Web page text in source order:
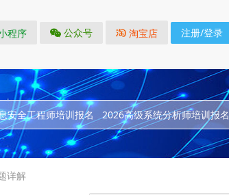
程序 公众号 淘宝店 注册/登录
安全工程师培训报名 2026高级系统分析师培训报名
详解